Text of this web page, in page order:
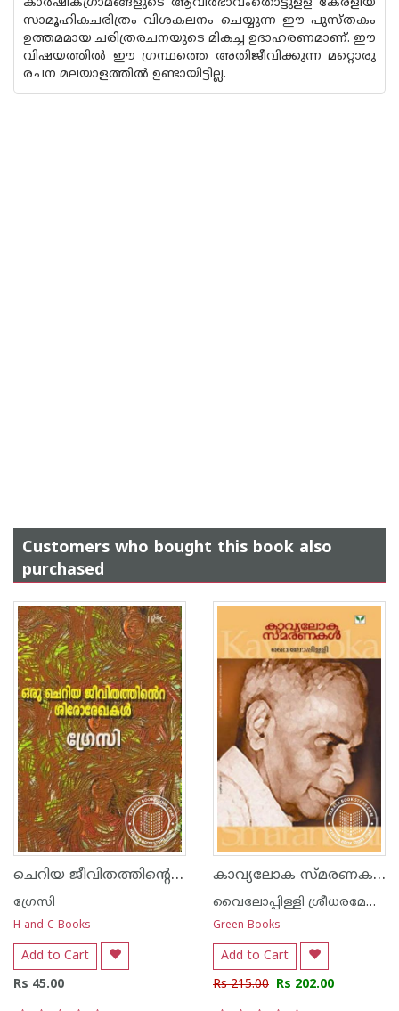
കാര്‍ഷികഗ്രാമങ്ങളുടെ ആവിര്‍ഭാവംതൊട്ടുളള കേരളീയ
സാമൂഹികചരിത്രം വിശകലനം ചെയ്യുന്ന ഈ പുസ്തകം
ഉത്തമമായ ചരിത്രരചനയുടെ മികച്ച ഉദാഹരണമാണ്. ഈ
വിഷയത്തില്‍ ഈ ഗ്രന്ഥത്തെ അതിജീവിക്കുന്ന മറ്റൊരു
രചന മലയാളത്തില്‍ ഉണ്ടായിട്ടില്ല.
Customers who bought this book also
purchased
ചെറിയ ജീവിതത്തിന്റെ ശിരോരേഖകള്‍
ഗ്രേസി
H and C Books
Add to Cart
Rs 45.00
കാവ്യലോക സ്മരണകള്‍
വൈലോപ്പിള്ളി ശ്രീധരമേനോ‌ന്‍
Green Books
Add to Cart
Rs 215.00 Rs 202.00